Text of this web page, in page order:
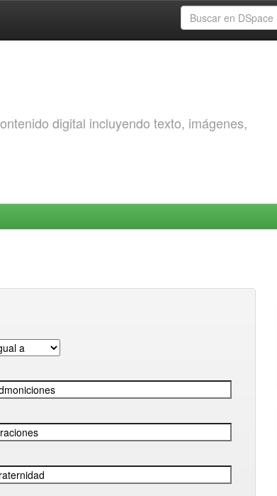
digital incluyendo texto, imágenes,